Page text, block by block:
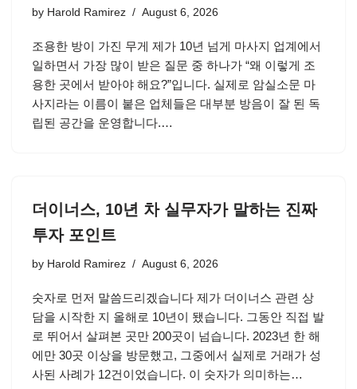
by Harold Ramirez August 6, 2026
조용한 방이 가진 무게 제가 10년 넘게 마사지 업계에서
일하면서 가장 많이 받은 질문 중 하나가 “왜 이렇게 조
용한 곳에서 받아야 해요?”입니다. 실제로 암실소문 마
사지라는 이름이 붙은 업체들은 대부분 방음이 잘 된 독
립된 공간을 운영합니다.…
더이너스, 10년 차 실무자가 말하는 진짜
투자 포인트
by Harold Ramirez August 6, 2026
숫자로 먼저 말씀드리겠습니다 제가 더이너스 관련 상
담을 시작한 지 올해로 10년이 됐습니다. 그동안 직접 발
로 뛰어서 살펴본 곳만 200곳이 넘습니다. 2023년 한 해
에만 30곳 이상을 방문했고, 그중에서 실제로 거래가 성
사된 사례가 12건이었습니다. 이 숫자가 의미하는…